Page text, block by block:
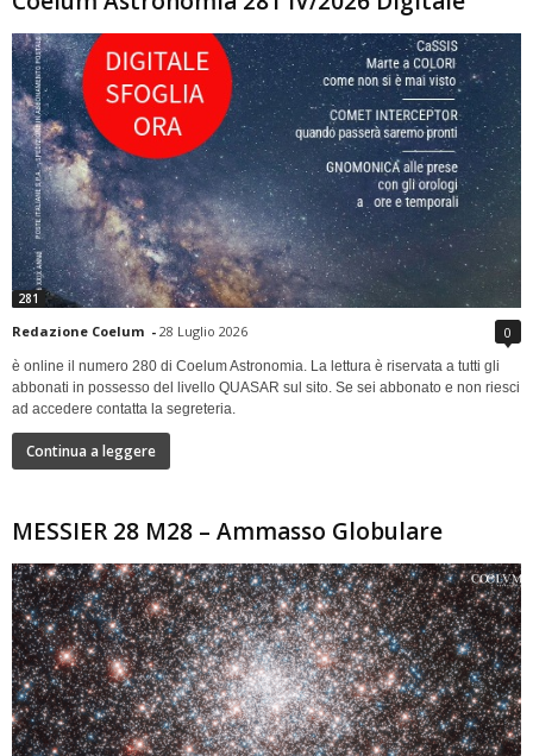
281
Redazione Coelum - 28 Luglio 2026 0
è online il numero 280 di Coelum Astronomia. La lettura è riservata a tutti gli
abbonati in possesso del livello QUASAR sul sito. Se sei abbonato e non riesci
ad accedere contatta la segreteria.
Continua a leggere
MESSIER 28 M28 – Ammasso Globulare